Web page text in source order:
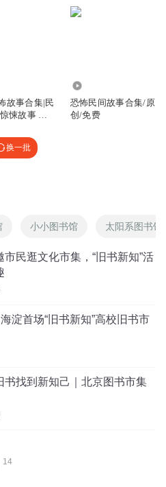
故事合集|民
悚故事 细
恐怖民间故事合集/原
创/免费
换一批
小小图书馆 太阳系图书馆
民逛文化市集，“旧书新知”活
海淀首场“旧书新知”高校旧书市
书找到新知己｜北京图书市集
14